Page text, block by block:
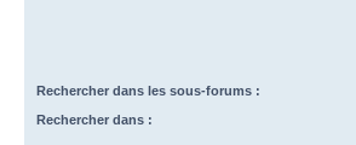
Rechercher dans les sous-forums :
Rechercher dans :